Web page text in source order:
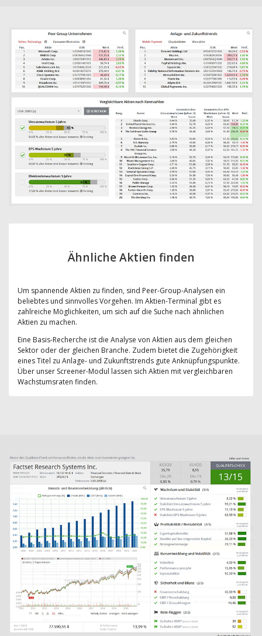
Ähnliche Aktien finden
Um spannende Aktien zu finden, sind Peer-Group-Analysen ein
beliebtes und sinnvolles Vorgehen. Im Aktien-Terminal gibt es
zahlreiche Möglichkeiten, um sich auf die Suche nach ähnlichen
Aktien zu machen.
Eine Basis-Recherche ist die Analyse von Aktien aus dem gleichen
Sektor oder der gleichen Branche. Zudem bietet die Zugehörigkeit
eines Titel zu Anlage- und Zukunftstrends gute Anknüpfungspunkte.
Über unser Screener-Modul lassen sich Aktien mit vergleichbaren
Wachstumsraten finden.